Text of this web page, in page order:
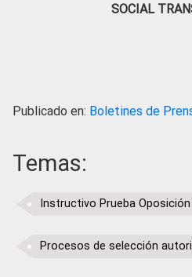
SOCIAL
Publicado en: Boletines de
Temas:
Instructivo Prueba Oposición
Procesos de selección